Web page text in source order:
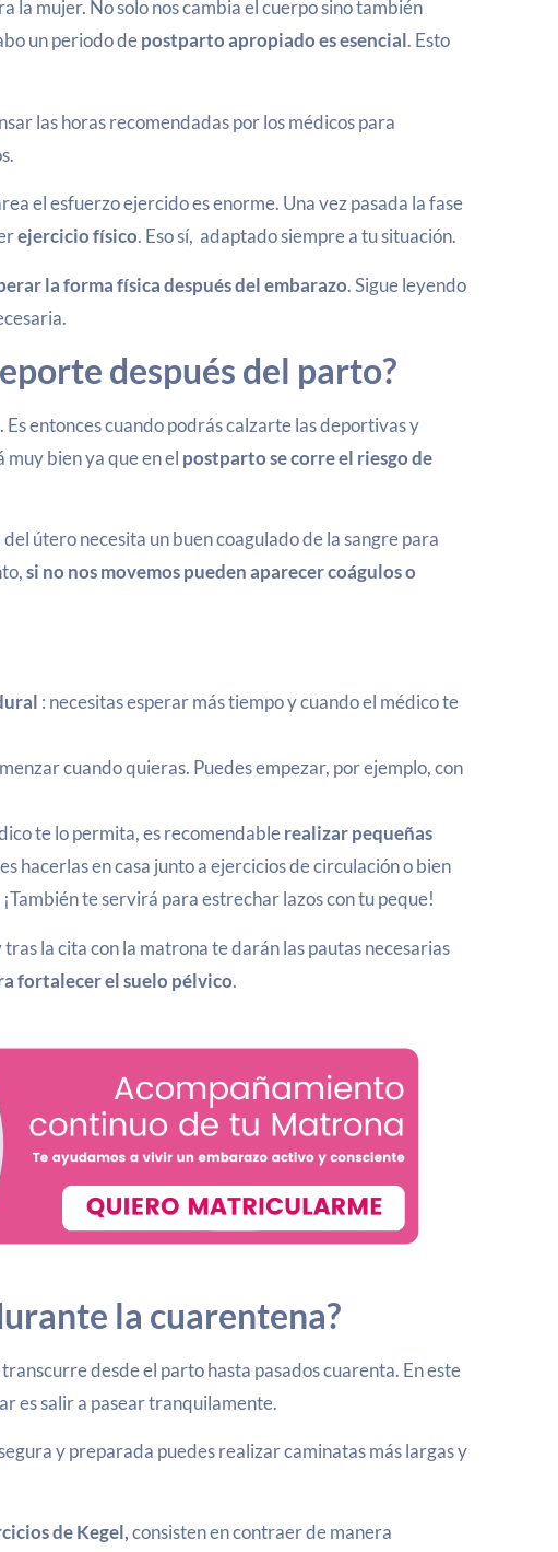
la mujer. No solo nos cambia el cuerpo sino también
un periodo depostparto apropiado es esencial. Esto
las horas recomendadas por los médicos para
el esfuerzo ejercido es enorme. Una vez pasada la fase
ejercicio físico. Eso sí, adaptado siempre a tu situación.
la forma física después del embarazo. Sigue leyendo
después del parto?
entonces cuando podrás calzarte las deportivas y
bien ya que en el postparto se corre el riesgo de
útero necesita un buen coagulado de la sangre para
si no nos movemos pueden aparecer coágulos o
: necesitas esperar más tiempo y cuando el médico te
cuando quieras. Puedes empezar, por ejemplo, con
te lo permita, es recomendablerealizar pequeñas
hacerlas en casa junto a ejercicios de circulación o bien
te servirá para estrechar lazos con tu peque!
la cita con la matrona te darán las pautas necesarias
fortalecer el suelo pélvico.
la cuarentena?
desde el parto hasta pasados cuarenta. En este
es salir a pasear tranquilamente.
y preparada puedes realizar caminatas más largas y
de Kegel,consisten en contraer de manera